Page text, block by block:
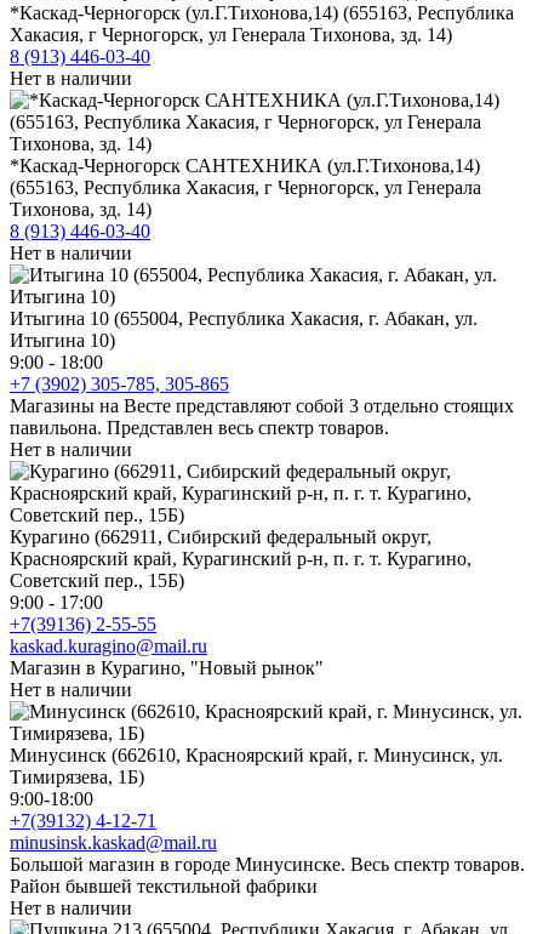
*Каскад-Черногорск (ул.Г.Тихонова,14) (655163, Республика
Хакасия, г Черногорск, ул Генерала Тихонова, зд. 14)
8 (913) 446-03-40
Нет в наличии
*Каскад-Черногорск САНТЕХНИКА (ул.Г.Тихонова,14)
(655163, Республика Хакасия, г Черногорск, ул Генерала
Тихонова, зд. 14)
8 (913) 446-03-40
Нет в наличии
Итыгина 10 (655004, Республика Хакасия, г. Абакан, ул.
Итыгина 10)
9:00 - 18:00
+7 (3902) 305-785, 305-865
Магазины на Весте представляют собой 3 отдельно стоящих
павильона. Представлен весь спектр товаров.
Нет в наличии
Курагино (662911, Сибирский федеральный округ,
Красноярский край, Курагинский р-н, п. г. т. Курагино,
Советский пер., 15Б)
9:00 - 17:00
+7(39136) 2-55-55
kaskad.kuragino@mail.ru
Магазин в Курагино, "Новый рынок"
Нет в наличии
Минусинск (662610, Красноярский край, г. Минусинск, ул.
Тимирязева, 1Б)
9:00-18:00
+7(39132) 4-12-71
minusinsk.kaskad@mail.ru
Большой магазин в городе Минусинске. Весь спектр товаров.
Район бывшей текстильной фабрики
Нет в наличии